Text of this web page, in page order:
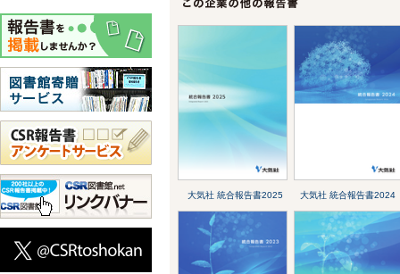
大気社 統合報告書2025 大気社 統合報告書2024